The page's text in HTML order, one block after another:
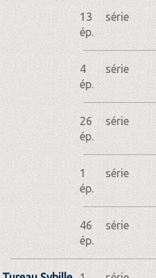
13
ép.
série
4
ép.
série
26
ép.
série
1
ép.
série
46
ép.
série